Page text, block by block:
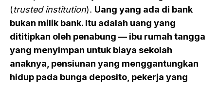
(trusted institution). Uang yang ada di bank
bukan milik bank. Itu adalah uang yang
dititipkan oleh penabung — ibu rumah tangga
yang menyimpan untuk biaya sekolah
anaknya, pensiunan yang menggantungkan
hidup pada bunga deposito, pekerja yang